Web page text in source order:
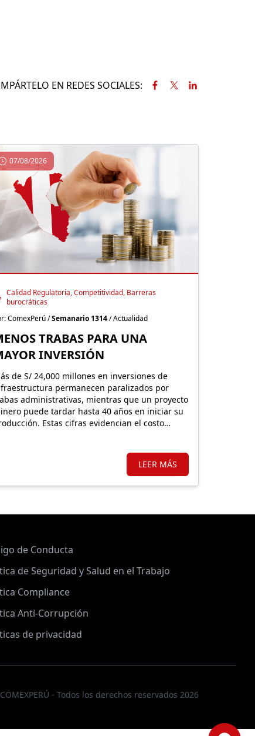
EN REDES SOCIALES:
07/08/2026
Calidad Regulatoria, Competitividad, Barreras
burocráticas
ComexPerú /Semanario 1314/ Actualidad
TRABAS PARA UNA
INVERSIÓN
de S/ 24,000 millones en inversiones de
permanecen paralizados por
administrativas, mientras que un proyecto
puede tardar hasta 40 años en iniciar su
Estas cifras evidencian el costo
sobre los principales motores de
LEER MÁS
de Conducta
de Seguridad y Salud en el Trabajo
Compliance
Anti-Corrupción
de privacidad
COMEXPERÚ - Todos los derechos reservados 2026